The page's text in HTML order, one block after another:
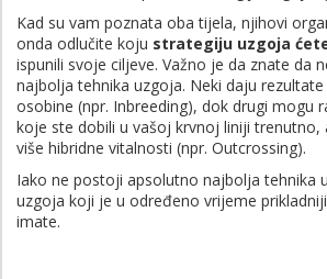
Kad su vam poznata oba tijela, njihovi
onda odlučite koju strategiju uzgoja
ispunili svoje ciljeve. Važno je da znate da
najbolja tehnika uzgoja. Neki daju
osobine (npr. Inbreeding), dok drugi mogu
koje ste dobili u vašoj krvnoj liniji trenutno,
više hibridne vitalnosti (npr. Outcrossing).
Iako ne postoji apsolutno najbolja tehnika
uzgoja koji je u određeno vrijeme
imate.